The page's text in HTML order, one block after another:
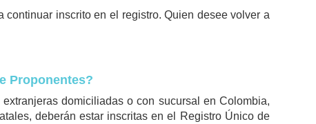
inscrito en el registro. Quien desee volver a
Proponentes?
domiciliadas o con sucursal en Colombia,
deberán estar inscritas en el Registro Único de